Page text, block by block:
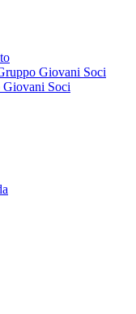
Giovani Soci
Soci